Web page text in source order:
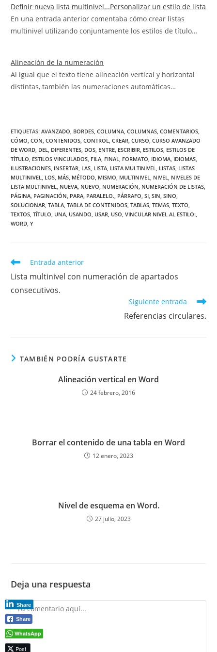
Definir nueva lista multinivel...Personalizar un estilo de lista
En una entrada anterior comentaba cómo crear listas
multinivel utilizando conjuntamente los estilos de título…
Alineación de la numeración
Al igual que el texto tiene alineación vertical y horizontal
distintas, también las numeraciones automáticas…
ETIQUETAS:AVANZADO, BORDES, COLUMNA, COLUMNAS, COMENTARIOS,
CÓMO, CON, CONTENIDOS, CONTROL, CREAR, CURSO, CURSO AVANZADO
DE WORD, DEL, DIFERENTES, DOS, ENTRE, ESCRIBIR, ESTILOS, ESTILOS DE
TÍTULO, ESTILOS VINCULADOS, FILA, FINAL, FORMATO, IDIOMA, IDIOMAS,
ILUSTRACIONES, INSERTAR, LAS, LISTA, LISTA MULTINIVEL, LISTAS, LISTAS
MULTINIVEL, LOS, MÁS, MÉTODO, MISMO, MULTINIVEL, NIVEL, NIVELES DE
LISTA MULTINIVEL, NUEVA, NUEVO, NUMERACIÓN, NUMERACIÓN DE LISTAS,
PÁGINA, PAGINACIÓN, PARA, PARALELO., PÁRRAFO, SI, SIN, SINO,
SOLUCIONAR, TABLA, TABLA DE CONTENIDOS, TABLAS, TEMAS, TEXTO,
TEXTOS, TÍTULO, UNA, USANDO, USAR, USO, VINCULAR NIVEL AL ESTILO:,
WORD, Y
Leer
artículos
Entrada anterior
Lista multinivel con numeración de apartados
consecutivos.
Siguiente entrada
Referencias circulares.
TAMBIÉN PODRÍA GUSTARTE
Alineación vertical en Word
24 febrero, 2016
Borrar el contenido de una tabla en Word
12 enero, 2023
Nivel de esquema en Word.
27 julio, 2023
Deja una respuesta
Comentario
Share
Share
WhatsApp
Post